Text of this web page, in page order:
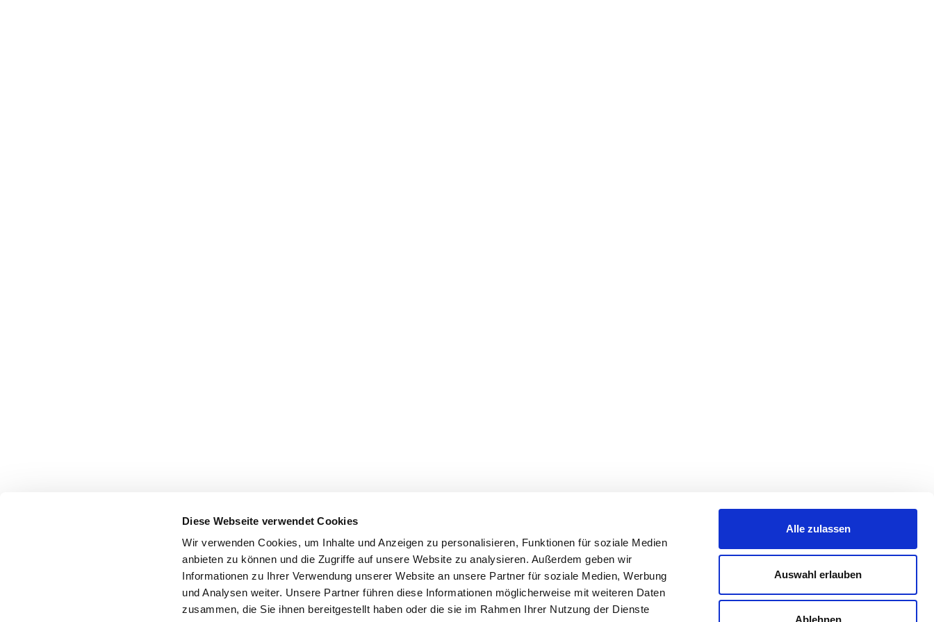
Diese Webseite verwendet Cookies
Wir verwenden Cookies, um Inhalte und Anzeigen zu personalisieren, Funktionen für soziale Medien
anbieten zu können und die Zugriffe auf unsere Website zu analysieren. Außerdem geben wir
Informationen zu Ihrer Verwendung unserer Website an unsere Partner für soziale Medien, Werbung
und Analysen weiter. Unsere Partner führen diese Informationen möglicherweise mit weiteren Daten
zusammen, die Sie ihnen bereitgestellt haben oder die sie im Rahmen Ihrer Nutzung der Dienste
Alle zulassen
Auswahl erlauben
Ablehnen